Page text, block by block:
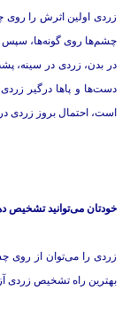
زردی اولین اثرش را
چشم‌ها روی گونه‌ها، سپس
در بدن، زردی در سینه،
دست‌ها و پاها درگیر
است، احتمال بروز زردی
خودتان می‌توانید تشخیص
زردی را می‌توان از
بهترین راه تشخیص زردی